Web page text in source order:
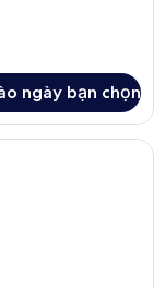
ngày bạn chọn
Suite with Patio